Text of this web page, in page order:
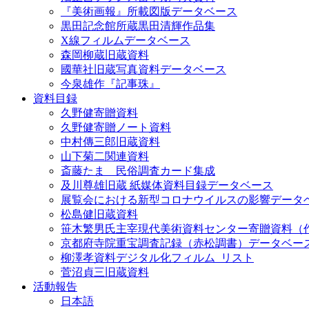
『美術画報』所載図版データベース
黒田記念館所蔵黒田清輝作品集
X線フィルムデータベース
森岡柳蔵旧蔵資料
國華社旧蔵写真資料データベース
今泉雄作『記事珠』
資料目録
久野健寄贈資料
久野健寄贈ノート資料
中村傳三郎旧蔵資料
山下菊二関連資料
斎藤たま 民俗調査カード集成
及川尊雄旧蔵 紙媒体資料目録データベース
展覧会における新型コロナウイルスの影響データ
松島健旧蔵資料
笹木繁男氏主宰現代美術資料センター寄贈資料（
京都府寺院重宝調査記録（赤松調書）データベー
柳澤孝資料デジタル化フィルム_リスト
菅沼貞三旧蔵資料
活動報告
日本語